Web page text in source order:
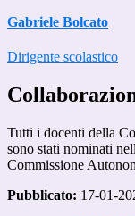
Gabriele Bolcato
Dirigente scolastico
Tutti i docenti della
sono stati nominati
Commissione
Pubblicato: 17-01-